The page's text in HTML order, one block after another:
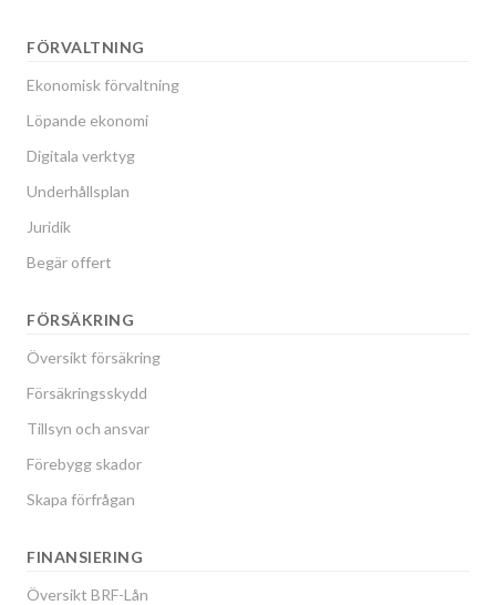
FÖRVALTNING
Ekonomisk förvaltning
Löpande ekonomi
Digitala verktyg
Underhållsplan
Juridik
Begär offert
FÖRSÄKRING
Översikt försäkring
Försäkringsskydd
Tillsyn och ansvar
Förebygg skador
Skapa förfrågan
FINANSIERING
Översikt BRF-Lån